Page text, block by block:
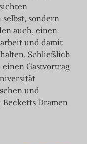
sondern
auch, einen
und damit
Schließlich
Gastvortrag
und
Becketts Dramen